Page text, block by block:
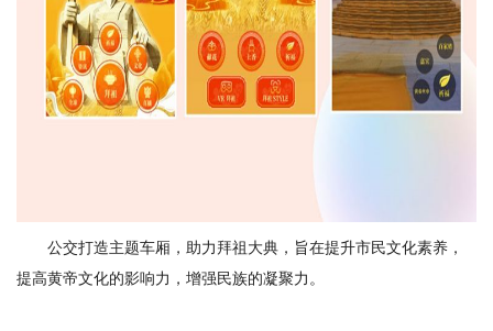
公交打造主题车厢，助力拜祖大典，旨在提升市民文化素养，
提高黄帝文化的影响力，增强民族的凝聚力。